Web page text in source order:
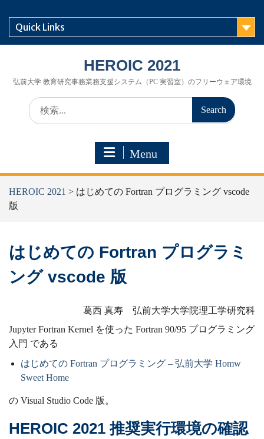
content
Quick Links
HEROIC 2021
弘前大学 教育研究事務業務支援システム（PC 実習室）のフリーウェア環境
Search
for:
Menu
HEROIC 2021 > はじめての Fortran プログラミング vscode
版
はじめての Fortran プログラミ
ング vscode 版
葛西 真寿 弘前大学大学院理工学研究科
Jupyter Fortran Kernel を使った Fortran 90/95 プログラミング
入門 である
はじめての Fortran プログラミング – 弘前大学 Homw
Sweet Home
の Visual Studio Code 版。
HEROIC 2021 推奨実行環境の確認